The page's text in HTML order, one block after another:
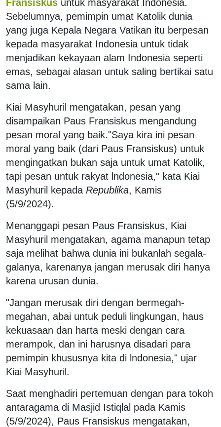
Fransiskus untuk masyarakat Indonesia.
Sebelumnya, pemimpin umat Katolik dunia
yang juga Kepala Negara Vatikan itu berpesan
kepada masyarakat Indonesia untuk tidak
menjadikan kekayaan alam Indonesia seperti
emas, sebagai alasan untuk saling bertikai satu
sama lain.
Kiai Masyhuril mengatakan, pesan yang
disampaikan Paus Fransiskus mengandung
pesan moral yang baik."Saya kira ini pesan
moral yang baik (dari Paus Fransiskus) untuk
mengingatkan bukan saja untuk umat Katolik,
tapi pesan untuk rakyat lndonesia," kata Kiai
Masyhuril kepada Republika, Kamis
(5/9/2024).
Menanggapi pesan Paus Fransiskus, Kiai
Masyhuril mengatakan, agama manapun tetap
saja melihat bahwa dunia ini bukanlah segala-
galanya, karenanya jangan merusak diri hanya
karena urusan dunia.
"Jangan merusak diri dengan bermegah-
megahan, abai untuk peduli lingkungan, haus
kekuasaan dan harta meski dengan cara
merampok, dan ini harusnya disadari para
pemimpin khususnya kita di lndonesia," ujar
Kiai Masyhuril.
Saat menghadiri pertemuan dengan para tokoh
antaragama di Masjid Istiqlal pada Kamis
(5/9/2024), Paus Fransiskus mengatakan,